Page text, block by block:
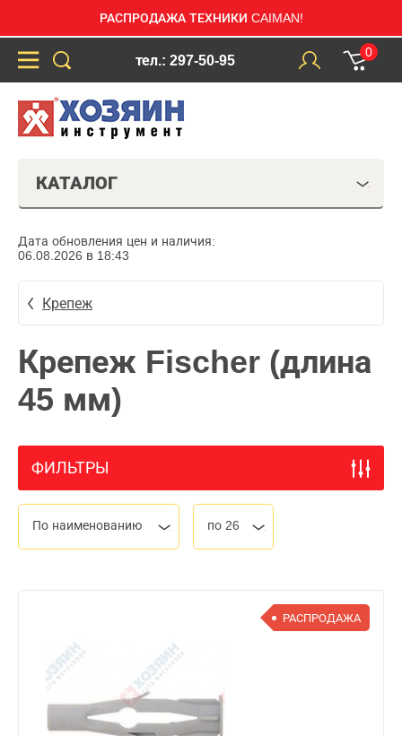
РАСПРОДАЖА ТЕХНИКИ CAIMAN!
тел.: 297-50-95
0
КАТАЛОГ
Дата обновления цен и наличия:
06.08.2026 в 18:43
Крепеж
Крепеж Fischer (длина
45 мм)
ФИЛЬТРЫ
По наименованию по 26
РАСПРОДАЖА